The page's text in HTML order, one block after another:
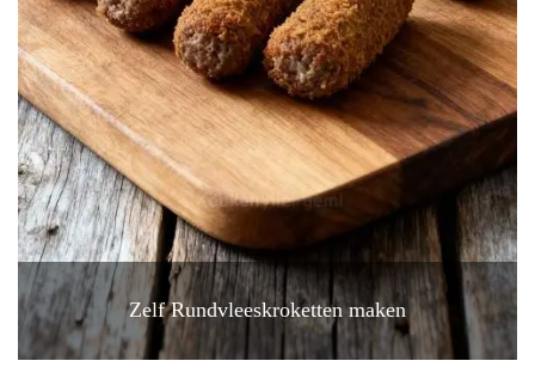
Zelf Rundvleeskroketten maken